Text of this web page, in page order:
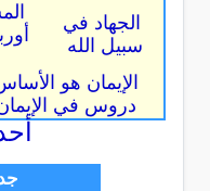
الجهاد في
سبيل الله
الإيمان هو
دروس في